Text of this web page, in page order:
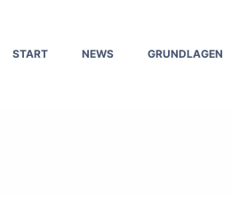
START NEWS GRUNDLAGEN